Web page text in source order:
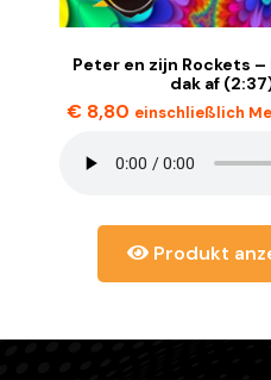
Peter en zijn Rockets –
dak af
€8,80 einschließlich
Produkt